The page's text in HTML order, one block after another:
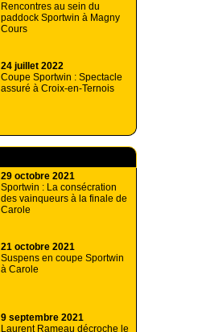
Rencontres au sein du
paddock Sportwin à Magny
Cours
24 juillet 2022
Coupe Sportwin : Spectacle
assuré à Croix-en-Ternois
29 octobre 2021
Sportwin : La consécration
des vainqueurs à la finale de
Carole
21 octobre 2021
Suspens en coupe Sportwin
à Carole
9 septembre 2021
Laurent Rameau décroche le